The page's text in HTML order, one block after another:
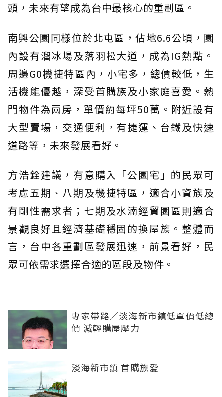
頭，未來有望成為台中最核心的重劃區。
南興公園同樣位於北屯區，佔地6.6公頃，園
內設有溜冰場及落羽松大道，成為IG熱點。
周邊G0機捷特區內，小宅多，總價較低，生
活機能優越，深受首購族及小家庭喜愛。熱
門物件為兩房，單價約每坪50萬。附近設有
大型賣場，交通便利，有捷運、台鐵及快速
道路等，未來發展看好。
方浩銓建議，有意購入「公園宅」的民眾可
考慮五期、八期及機捷特區，適合小資族及
有剛性需求者；七期及水湳經貿園區則適合
景觀良好且經濟基礎穩固的換屋族。整體而
言，台中各重劃區發展迅速，前景看好，民
眾可依需求選擇合適的區段及物件。
專家帶路／淡海新市鎮低單價低總
價 減輕購屋壓力
淡海新市鎮 首購族愛